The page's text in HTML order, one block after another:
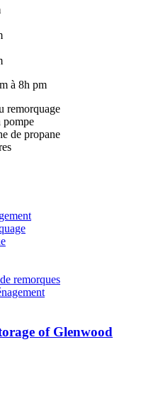
à 8h pm
remorquage
pompe
de propane
remorques
of Glenwood